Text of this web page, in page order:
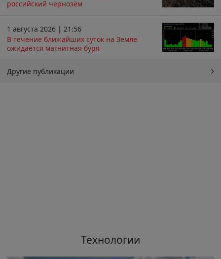
российский чернозём
1 августа 2026 | 21:56
В течение ближайших суток на Земле
ожидается магнитная буря
Другие публикации
Технологии